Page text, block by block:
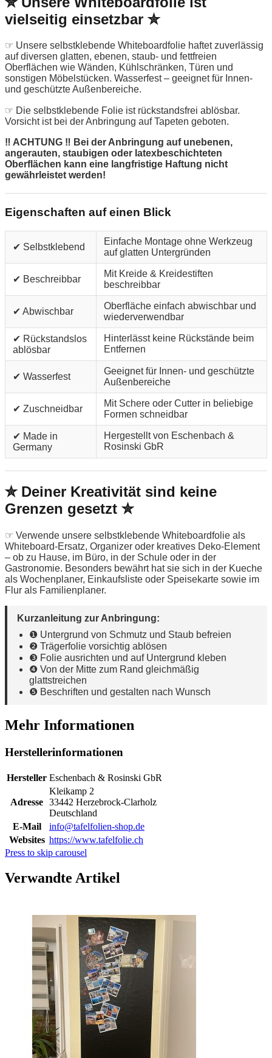
vielseitig einsetzbar ✮
☞ Unsere selbstklebende Whiteboardfolie haftet zuverlässig
auf diversen glatten, ebenen, staub- und fettfreien
Oberflächen wie Wänden, Kühlschränken, Türen und
sonstigen Möbelstücken. Wasserfest – geeignet für Innen-
und geschützte Außenbereiche.
☞ Die selbstklebende Folie ist rückstandsfrei ablösbar.
Vorsicht ist bei der Anbringung auf Tapeten geboten.
‼ ACHTUNG ‼ Bei der Anbringung auf unebenen,
angerauten, staubigen oder latexbeschichteten
Oberflächen kann eine langfristige Haftung nicht
gewährleistet werden!
Eigenschaften auf einen Blick
✔ Selbstklebend
Einfache Montage ohne Werkzeug
auf glatten Untergründen
✔ Beschreibbar
Mit Kreide & Kreidestiften
beschreibbar
✔ Abwischbar
Oberfläche einfach abwischbar und
wiederverwendbar
✔ Rückstandslos
ablösbar
Hinterlässt keine Rückstände beim
Entfernen
✔ Wasserfest
Geeignet für Innen- und geschützte
Außenbereiche
✔ Zuschneidbar
Mit Schere oder Cutter in beliebige
Formen schneidbar
✔ Made in
Germany
Hergestellt von Eschenbach &
Rosinski GbR
✮ Deiner Kreativität sind keine
Grenzen gesetzt ✮
☞ Verwende unsere selbstklebende Whiteboardfolie als
Whiteboard-Ersatz, Organizer oder kreatives Deko-Element
– ob zu Hause, im Büro, in der Schule oder in der
Gastronomie. Besonders bewährt hat sie sich in der Kueche
als Wochenplaner, Einkaufsliste oder Speisekarte sowie im
Flur als Familienplaner.
Kurzanleitung zur Anbringung:
❶ Untergrund von Schmutz und Staub befreien
❷ Trägerfolie vorsichtig ablösen
❸ Folie ausrichten und auf Untergrund kleben
❹ Von der Mitte zum Rand gleichmäßig
glattstreichen
❺ Beschriften und gestalten nach Wunsch
Mehr Informationen
Herstellerinformationen
Hersteller Eschenbach & Rosinski GbR
Adresse
Kleikamp 2
33442 Herzebrock-Clarholz
Deutschland
E-Mail
info@tafelfolien-shop.de
Websites https://www.tafelfolie.ch
Press to skip carousel
Verwandte Artikel